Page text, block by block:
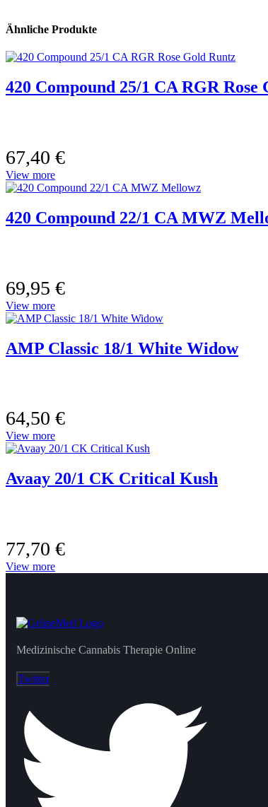
Ähnliche Produkte
420 Compound 25/1 CA RGR Rose
67,40 €
View more
420 Compound 22/1 CA MWZ
69,95 €
View more
AMP Classic 18/1 White Widow
64,50 €
View more
Avaay 20/1 CK Critical Kush
77,70 €
View more
Medizinische Cannabis Therapie Online
Twitter